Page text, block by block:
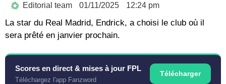
Editorial team 01/11/2025 12:24 pm
La star du Real Madrid, Endrick, a choisi le club où il
sera prêté en janvier prochain.
Scores en direct & mises à jour FPL
Téléchargez l'app Fanzword
Télécharger